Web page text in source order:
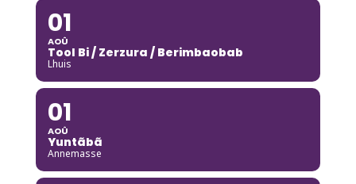
01
AOÛ
Tool Bi / Zerzura / Berimbaobab
Lhuis
01
AOÛ
Yuntãbã
Annemasse